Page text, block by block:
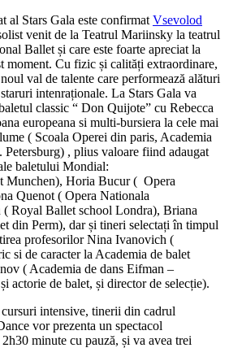
al Stars Gala este confirmat Vsevolod
venit de la Teatrul Mariinsky la teatrul
Ballet și care este foarte apreciat la
moment. Cu fizic și calități extraordinare,
val de talente care performează alături
intenraționale. La Stars Gala va
classic “ Don Quijote” cu Rebecca
europeana si multi-bursiera la cele mai
( Scoala Operei din paris, Academia
Petersburg) , plius valoare fiind adaugat
baletului Mondial:
Munchen), Horia Bucur( Opera
Quenot ( Opera Nationala
( Royal Ballet school Londra), Briana
din Perm), dar și tineri selectați în timpul
profesorilorNina Ivanovich (
si de caracter la Academia de balet
( Academia de dans Eifman –
actorie de balet, și director de selecție).
intensive, tinerii din cadrul
vor prezenta un spectacol
minute cu pauză, și va avea trei